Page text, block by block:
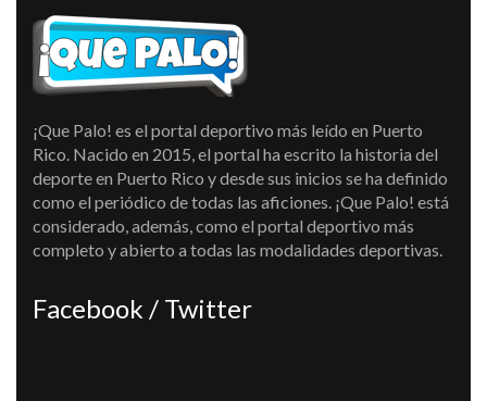
¡Que Palo! es el portal deportivo más leído en Puerto
Rico. Nacido en 2015, el portal ha escrito la historia del
deporte en Puerto Rico y desde sus inicios se ha definido
como el periódico de todas las aficiones. ¡Que Palo! está
considerado, además, como el portal deportivo más
completo y abierto a todas las modalidades deportivas.
Facebook / Twitter